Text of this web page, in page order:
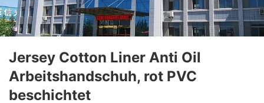
Jersey Cotton Liner Anti Oil
Arbeitshandschuh, rot PVC
beschichtet